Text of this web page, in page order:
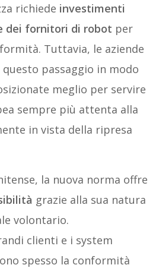
richiede investimenti
dei fornitori di robot per
Tuttavia, le aziende
passaggio in modo
meglio per servire
sempre più attenta alla
in vista della ripresa
la nuova norma offre
grazie alla sua natura
volontario.
clienti e i system
spesso la conformità